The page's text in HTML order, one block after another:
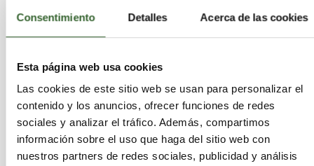
Consentimiento Detalles Acerca de las cookies
Esta página web usa cookies
Las cookies de este sitio web se usan para personalizar el
contenido y los anuncios, ofrecer funciones de redes
sociales y analizar el tráfico. Además, compartimos
información sobre el uso que haga del sitio web con
nuestros partners de redes sociales, publicidad y análisis
procesadores etc. Lo vendo todo.
Las respuestas a este mensaje serán privadas. No
serán publicadas en este tablón.